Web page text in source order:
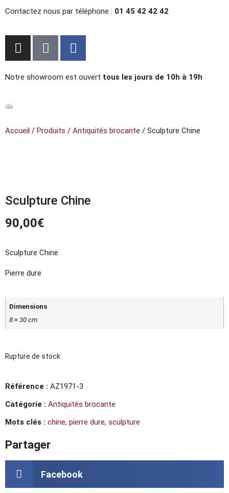
Contactez nous par téléphone : 01 45 42 42 42
Notre showroom est ouvert tous les jours de 10h à 19h
Accueil / Produits / Antiquités brocante / Sculpture Chine
Sculpture Chine
90,00€
Sculpture Chine
Pierre dure
Dimensions
8 × 30 cm
Rupture de stock
Référence : AZ1971-3
Catégorie : Antiquités brocante
Mots clés : chine, pierre dure, sculpture
Partager
Facebook